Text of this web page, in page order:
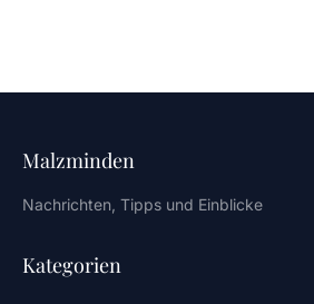
Malzminden
Nachrichten, Tipps und Einblicke
Kategorien